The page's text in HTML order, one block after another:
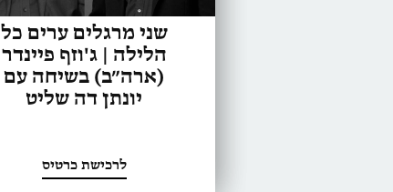
שני מרגלים ערים כל
הלילה | ג'וזף פיינדר
(ארה״ב) בשיחה עם
יונתן דה שליט
לרכישת כרטיס